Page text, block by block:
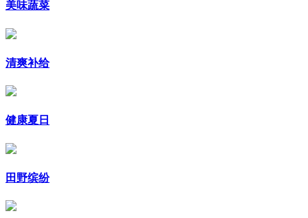
美味蔬菜
清爽补给
健康夏日
田野缤纷